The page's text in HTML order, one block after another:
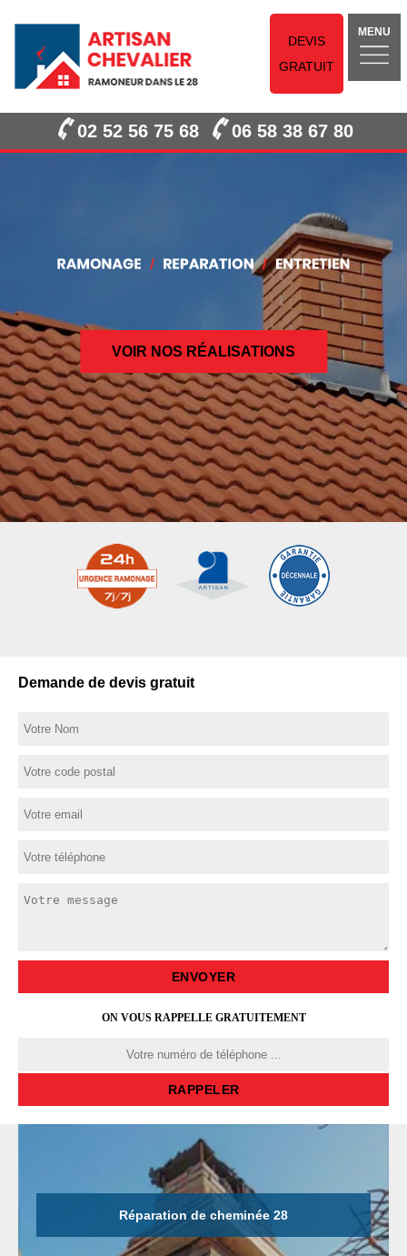
DEVIS
GRATUIT
MENU
02 52 56 75 68 06 58 38 67 80
VOIR NOS RÉALISATIONS
Demande de devis gratuit
ON VOUS RAPPELLE GRATUITEMENT
Réparation de cheminée 28